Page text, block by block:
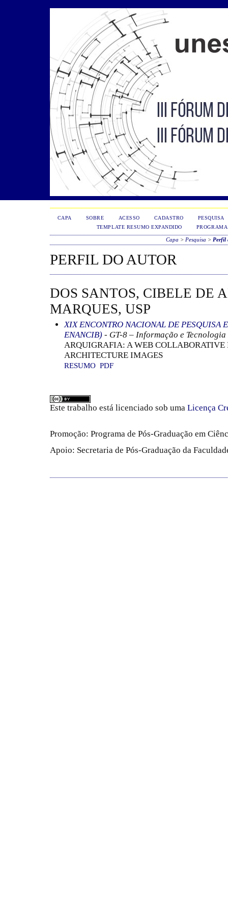
CAPA SOBRE ACESSO CADASTRO
PESQUISA
TEMPLATE RESUMO EXPANDIDO
PROGRAMA
Capa > Pesquisa > Perfil
PERFIL DO AUTOR
DOS SANTOS, CIBELE DE
MARQUES, USP
XIX ENCONTRO NACIONAL DE PESQUISA
ENANCIB) - GT-8 – Informação e
ARQUIGRAFIA: A WEB COLLABORATIVE
ARCHITECTURE IMAGES
RESUMO PDF
Este trabalho está licenciado sob uma Licença
Promoção: Programa de Pós-Graduação em
Apoio: Secretaria de Pós-Graduação da